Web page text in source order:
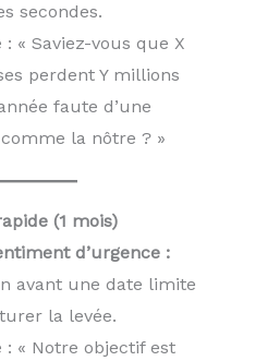
secondes.
: « Saviez-vous que X
perdent Y millions
faute d’une
la nôtre ? »
(1 mois)
d’urgence :
avant une date limite
la levée.
: « Notre objectif est